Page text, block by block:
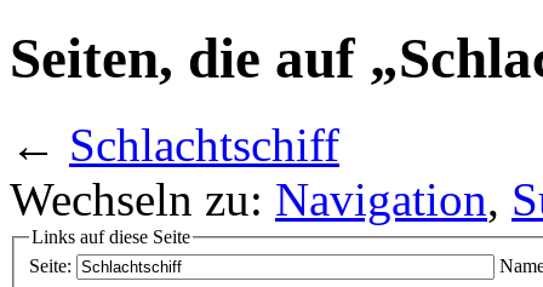
Seiten, die auf
← Schlachtschiff
Wechseln zu: Navigation,
Links auf diese Seite
Seite: